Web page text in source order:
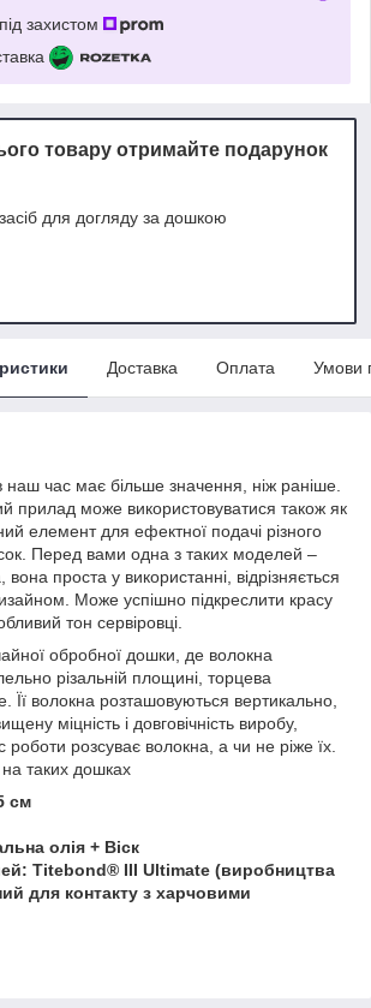
захистом
товару отримайте подарунок
для догляду за дошкою
Доставка Оплата Умови
час має більше значення, ніж раніше.
прилад може використовуватися також як
елемент для ефектної подачі різного
Перед вами одна з таких моделей –
проста у використанні, відрізняється
Може успішно підкреслити красу
тон сервіровці.
обробної дошки, де волокна
різальній площині, торцева
Її волокна розташовуються вертикально,
міцність і довговічність виробу,
роботи розсуває волокна, а чи не ріже їх.
таких дошках
см
олія + Віск
Titebond® III Ultimate (виробництва
для контакту з харчовими